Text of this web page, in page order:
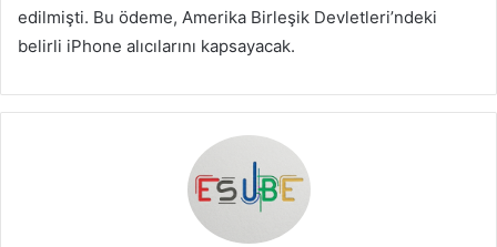
edilmişti. Bu ödeme, Amerika Birleşik Devletleri’ndeki
belirli iPhone alıcılarını kapsayacak.